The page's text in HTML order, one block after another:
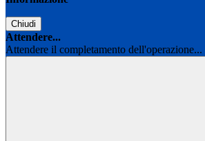
Chiudi
Attendere...
Attendere il completamento dell'operazione...